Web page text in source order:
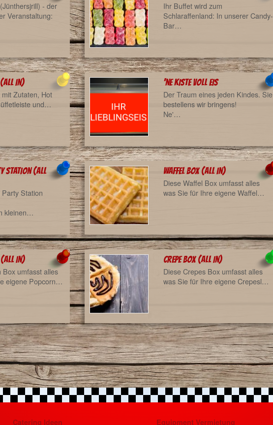
- der
Veranstaltung:
Ihr Buffet wird zum
Schlaraffenland: In unserer Candy-
Bar…
(all in)
Zutaten, Hot
und…
'ne Kiste voll Eis
Der Traum eines jeden Kindes. Sie
bestellens wir bringens!
Ne'…
Station (all
Station
kleinen…
Waffel Box (all in)
Diese Waffel Box umfasst alles
was Sie für Ihre eigene Waffel…
(all in)
Box umfasst alles
eigene Popcorn…
Crepe Box (all in)
Diese Crepes Box umfasst alles
was Sie für Ihre eigene Crepesl…
Catering Ideen Equipment Vermietung